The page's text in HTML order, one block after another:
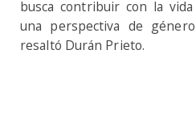
busca contribuir con la
una perspectiva de
resaltó Durán Prieto.